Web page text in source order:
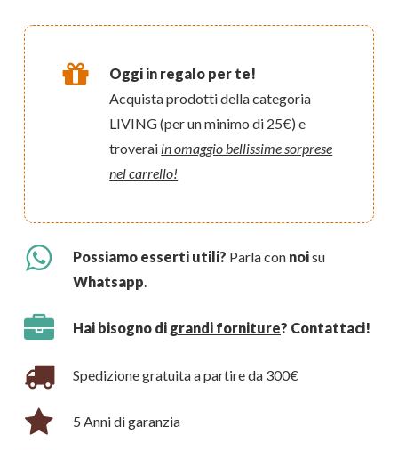
Oggi in regalo per te!
Acquista prodotti della categoria
LIVING (per un minimo di 25€) e
troverai in omaggio bellissime sorprese
nel carrello!
Possiamo esserti utili? Parla con noisu
Whatsapp
Hai bisogno di grandi forniture? Contattaci!
Spedizione gratuita a partire da 300€
5 Anni di garanzia